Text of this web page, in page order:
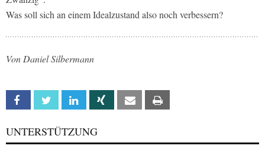
Was soll sich an einem Idealzustand also noch verbessern?
Von Daniel Silbermann
Facebook Twitter Linkedin Xing Email
UNTERSTÜTZUNG